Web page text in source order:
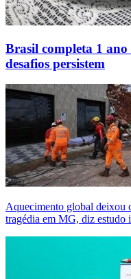
Brasil completa 1
desafios persistem
Aquecimento global deixou
tragédia em MG, diz estudo